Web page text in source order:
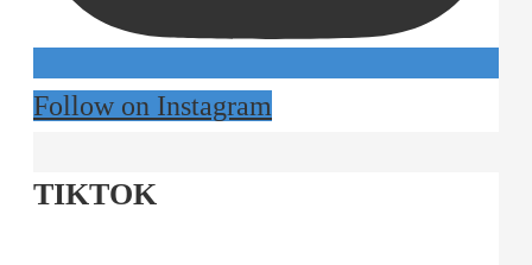
Follow on Instagram
TIKTOK